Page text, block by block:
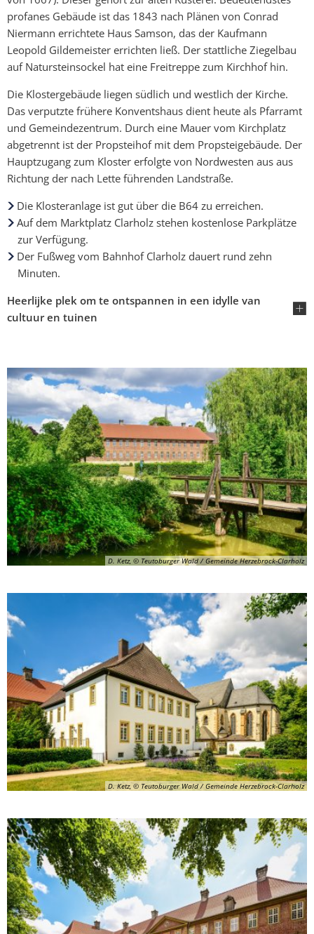
profanes Gebäude ist das 1843 nach Plänen von Conrad
Niermann errichtete Haus Samson, das der Kaufmann
Leopold Gildemeister errichten ließ. Der stattliche Ziegelbau
auf Natursteinsockel hat eine Freitreppe zum Kirchhof hin.
Die Klostergebäude liegen südlich und westlich der Kirche.
Das verputzte frühere Konventshaus dient heute als Pfarramt
und Gemeindezentrum. Durch eine Mauer vom Kirchplatz
abgetrennt ist der Propsteihof mit dem Propsteigebäude. Der
Hauptzugang zum Kloster erfolgte von Nordwesten aus aus
Richtung der nach Lette führenden Landstraße.
Die Klosteranlage ist gut über die B64 zu erreichen.
Auf dem Marktplatz Clarholz stehen kostenlose Parkplätze
zur Verfügung.
Der Fußweg vom Bahnhof Clarholz dauert rund zehn
Minuten.
Heerlijke plek om te ontspannen in een idylle van
cultuur en tuinen
D. Ketz, © Teutoburger Wald / Gemeinde Herzebrock-Clarholz
D. Ketz, © Teutoburger Wald / Gemeinde Herzebrock-Clarholz